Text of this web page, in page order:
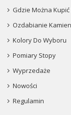
Gdzie Można
Ozdabianie
Kolory Do Wyboru
Pomiary Stopy
Wyprzedaże
Nowości
Regulamin